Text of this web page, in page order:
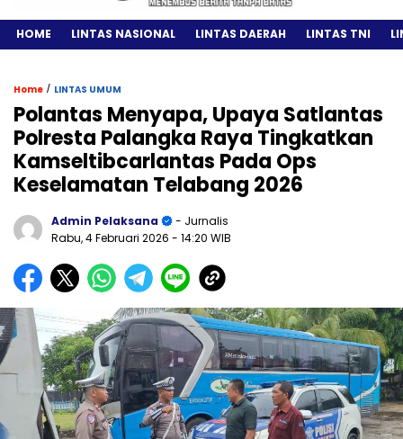
HOME LINTAS NASIONAL LINTAS DAERAH LINTAS TNI
Home / LINTAS UMUM
Polantas Menyapa, Upaya Satlantas
Polresta Palangka Raya Tingkatkan
Kamseltibcarlantas Pada Ops
Keselamatan Telabang 2026
Admin Pelaksana
- Jurnalis
Rabu, 4 Februari 2026 - 14:20 WIB